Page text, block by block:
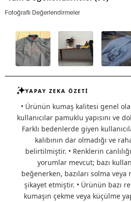
Fotoğraflı Değerlendirmeler
YAPAY ZEKA ÖZETİ
• Ürünün kumaş kalitesi genel
kullanıcılar pamuklu yapısını ve
Farklı bedenlerde giyen
kalıbının dar olmadığı ve
belirtilmiştir. • Renklerin
yorumlar mevcut; bazı
beğenerken, bazıları solma veya
şikayet etmiştir. • Ürünün bazı
kumaşın çekme veya küçülme